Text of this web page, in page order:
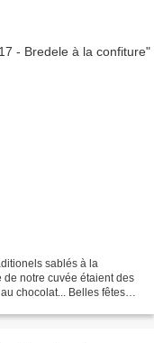
sablés à la
notre cuvée étaient des
chocolat... Belles fêtes